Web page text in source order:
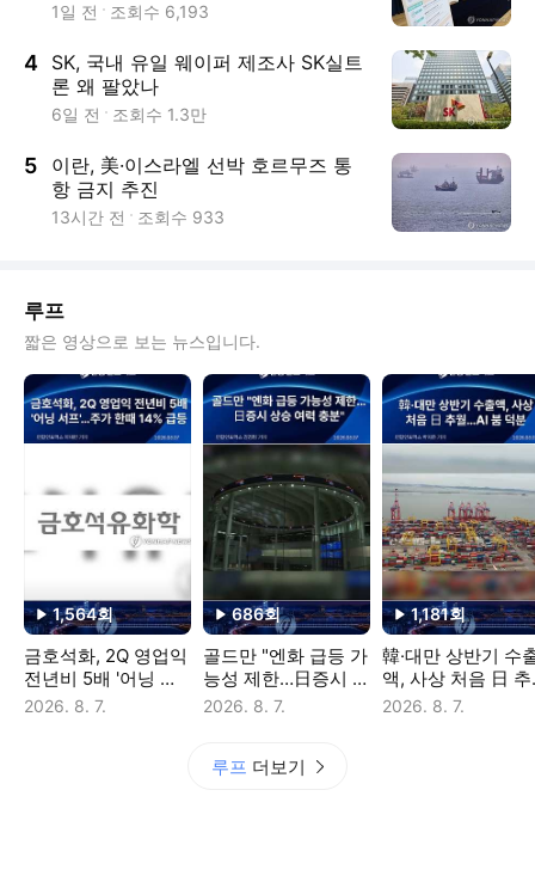
1일 전 조회수 6,193
4 SK, 국내 유일 웨이퍼 제조사 SK실트
론 왜 팔았나
6일 전 조회수 1.3만
5
이란, 美·이스라엘 선박 호르무즈 통
항 금지 추진
13시간 전 조회수 933
루프
짧은 영상으로 보는 뉴스입니다.
1,564회
금호석화, 2Q 영업익
전년비 5배 '어닝 서
프'…주가 한때 14%
2026. 8. 7.
686회
골드만 "엔화 급등 가
능성 제한…日증시 상
승 여력 충분"
2026. 8. 7.
1,181회
韓·대만 상반기 수
액, 사상 처음 日 추
월…AI 붐 덕분
2026. 8. 7.
루프 더보기